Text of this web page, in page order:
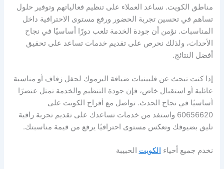
مناطق الكويت. نساعد العملاء على تنظيم فعالياتهم وتوفير حلول
تساهم في تحسين تجربة الحضور ورفع مستوى الاحترافية داخل
المناسبات. نؤمن أن جودة الخدمة تلعب دورًا أساسيًا في نجاح
الأحداث، ولذلك نحرص على تقديم خدمات تساعد على تحقيق
أفضل النتائج.
إذا كنت تبحث عن فلبينيات ضيافة اليرموك لحفل زفاف أو مناسبة
عائلية أو استقبال خاص، فإن جودة التنظيم والخدمة تمثل عنصرًا
أساسيًا في نجاح الحدث. تواصل مع أفراح الكويت على
60656620 واستفد من خدمات تساعدك على تقديم تجربة راقية
تليق بضيوفك وتعكس مستوى احترافيًا يرفع من قيمة مناسبتك.
نخدم جميع أحياء الكويت الحبيبة